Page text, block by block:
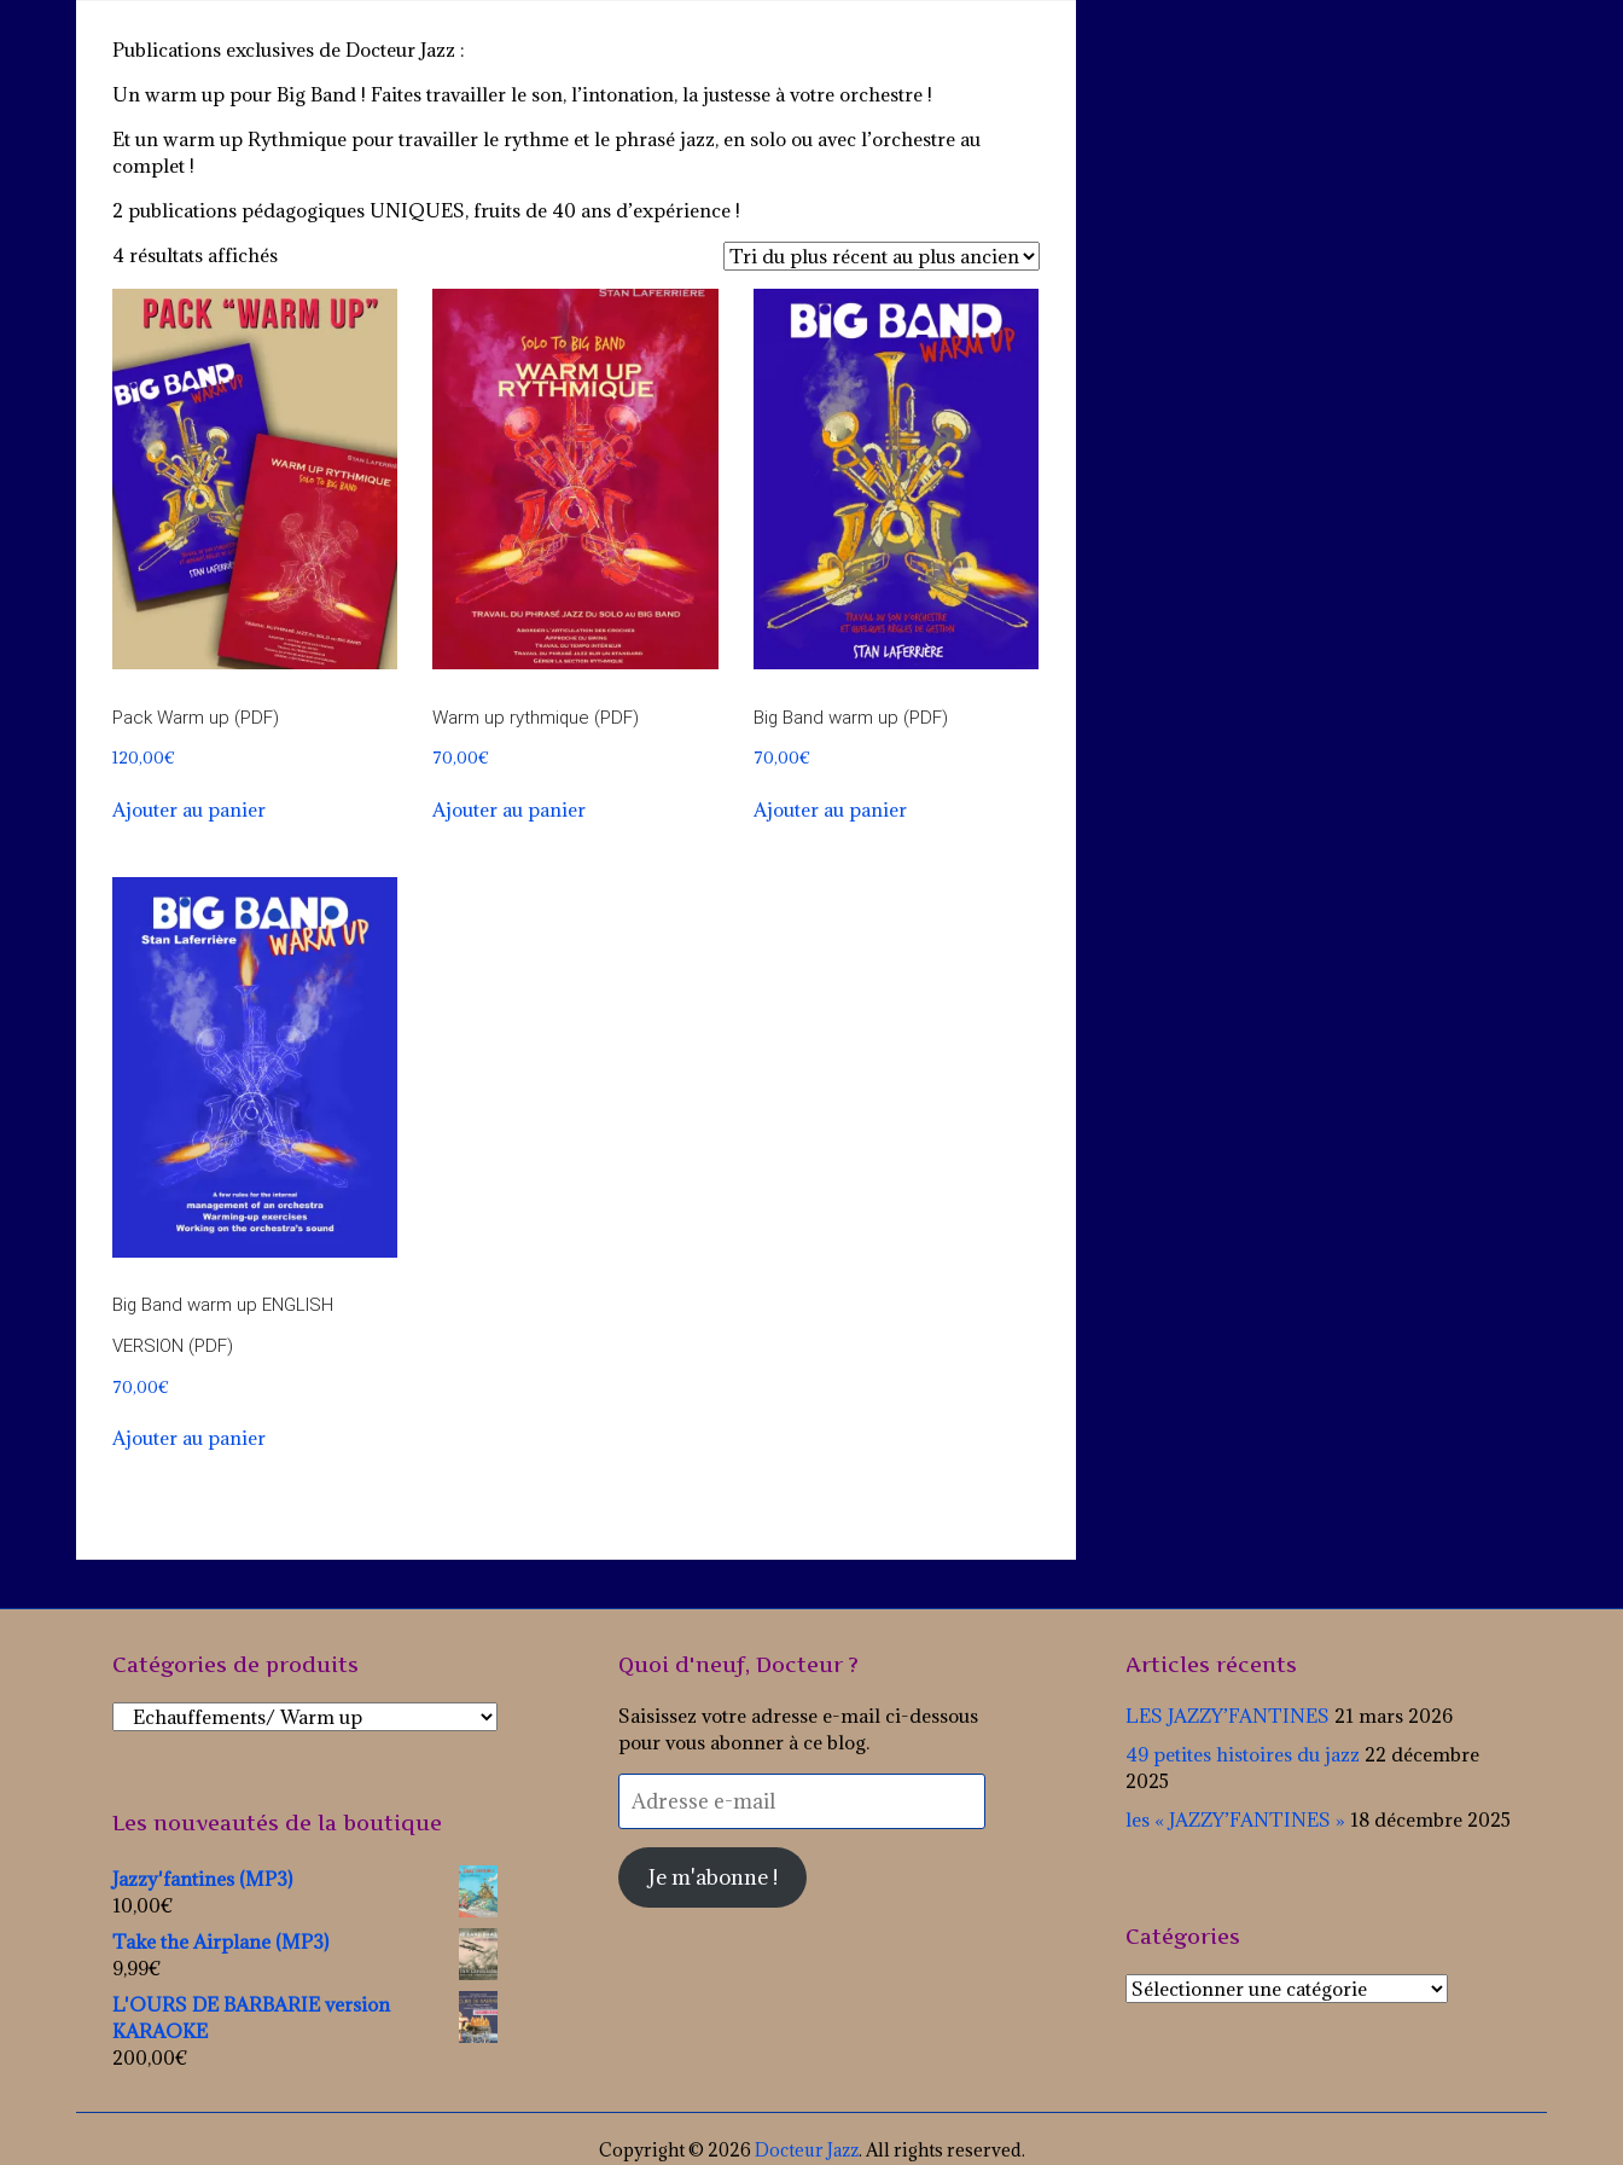
Publications exclusives de Docteur Jazz :
Un warm up pour Big Band ! Faites travailler le son, l’intonation, la justesse à votre orchestre !
Et un warm up Rythmique pour travailler le rythme et le phrasé jazz, en solo ou avec l’orchestre au
complet !
2 publications pédagogiques UNIQUES, fruits de 40 ans d’expérience !
4 résultats affichésTrié
plus
récent
Pack Warm up (PDF)
120,00€
Ajouter au panier
Warm up rythmique (PDF)
70,00€
Ajouter au panier
Big Band warm up (PDF)
70,00€
Ajouter au panier
Big Band warm up ENGLISH
VERSION (PDF)
70,00€
Ajouter au panier
Catégories de produits
Les nouveautés de la boutique
Jazzy'fantines (MP3)
10,00€
Take the Airplane (MP3)
9,99€
L'OURS DE BARBARIE version
KARAOKE
200,00€
Quoi d'neuf, Docteur ?
Saisissez votre adresse e-mail ci-dessous
pour vous abonner à ce blog.
e-
Je m'abonne !
Articles récents
LES JAZZY’FANTINES 21 mars 2026
49 petites histoires du jazz 22 décembre
2025
les « JAZZY’FANTINES » 18 décembre 2025
Catégories
Catégories
Copyright © 2026 Docteur Jazz. All rights reserved.